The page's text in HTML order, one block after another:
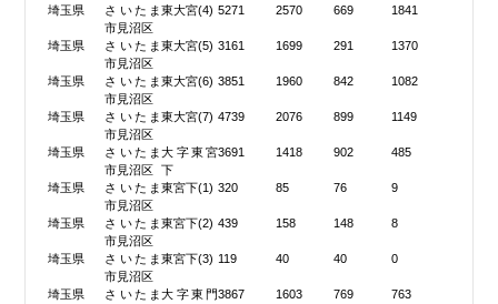
埼玉県
さいたま
市見沼区
東大宮(4) 5271 2570 669 1841
埼玉県
さいたま
市見沼区
東大宮(5) 3161 1699 291 1370
埼玉県
さいたま
市見沼区
東大宮(6) 3851 1960 842 1082
埼玉県
さいたま
市見沼区
東大宮(7) 4739 2076 899 1149
埼玉県
さいたま
市見沼区
大字東宮
下
3691 1418 902 485
埼玉県
さいたま
市見沼区
東宮下(1) 320 85 76 9
埼玉県
さいたま
市見沼区
東宮下(2) 439 158 148 8
埼玉県
さいたま
市見沼区
東宮下(3) 119 40 40 0
埼玉県
さいたま大字東門3867 1603 769 763